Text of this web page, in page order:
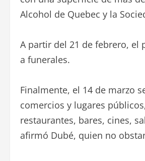
Alcohol de Quebec y la
A partir del 21 de febrero, el
a funerales.
Finalmente, el 14 de marzo
comercios y lugares
restaurantes, bares, cines,
afirmó Dubé, quien no